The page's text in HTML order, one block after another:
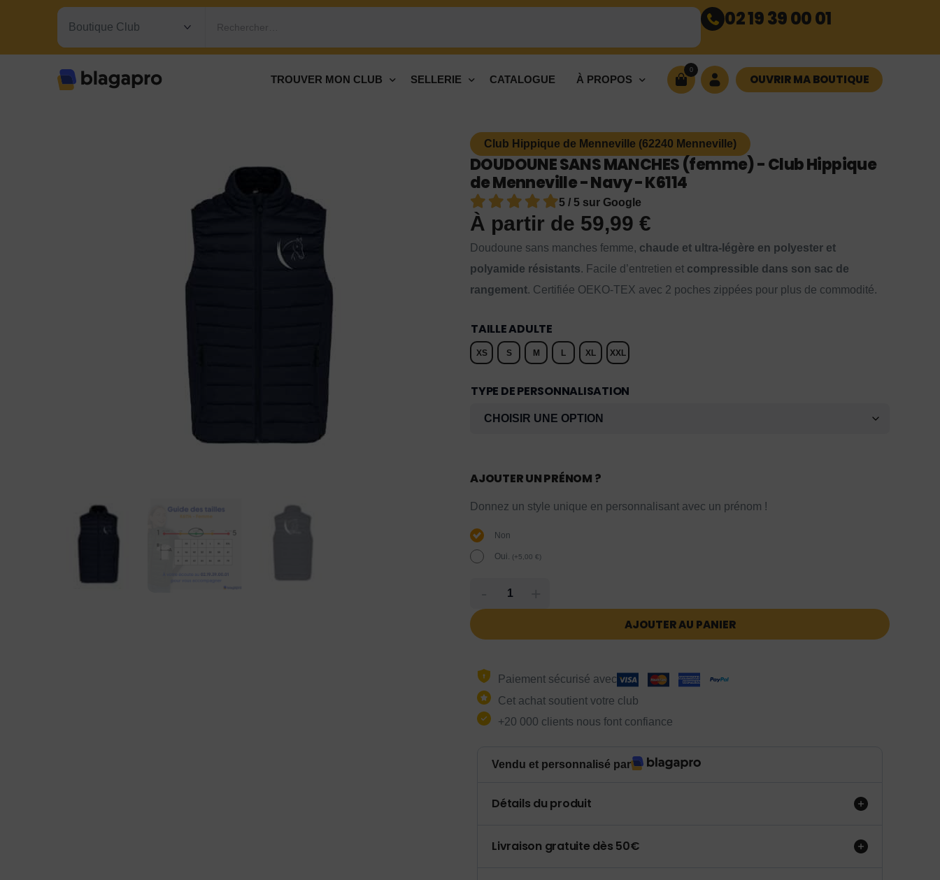
Rechercher… 02 19 39 00 01
TROUVER MON CLUB SELLERIE CATALOGUE À PROPOS
0
OUVRIR MA BOUTIQUE
Club Hippique de Menneville (62240 Menneville)
DOUDOUNE SANS MANCHES (femme) - Club Hippique
de Menneville - Navy - K6114
5 / 5 sur Google
À partir de 59,99 €
Doudoune sans manches femme, chaude et ultra-légère en polyester et
polyamide résistants. Facile d’entretien et compressible dans son sac de
rangement. Certifiée OEKO-TEX avec 2 poches zippées pour plus de commodité.
TAILLE ADULTE
XS S M L XL XXL
TYPE DE PERSONNALISATION
AJOUTER UN PRÉNOM ?
Donnez un style unique en personnalisant avec un prénom !
Non
Oui. (+5,00 €)
AJOUTER AU PANIER
Paiement sécurisé avec
Cet achat soutient votre club
+20 000 clients nous font confiance
Vendu et personnalisé par
Détails du produit
Livraison gratuite dès 50€